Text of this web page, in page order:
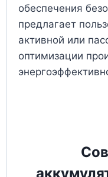
обеспечения
предлагает
активной или
оптимизации